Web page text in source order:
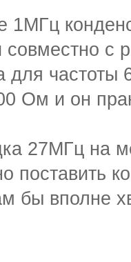
1МГц
с
для частоты
Ом и он
27МГц на
поставить
бы вполне